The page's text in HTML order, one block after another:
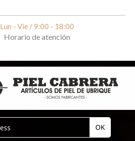
Lun - Vie / 9:00 - 18:00
Horario de atención